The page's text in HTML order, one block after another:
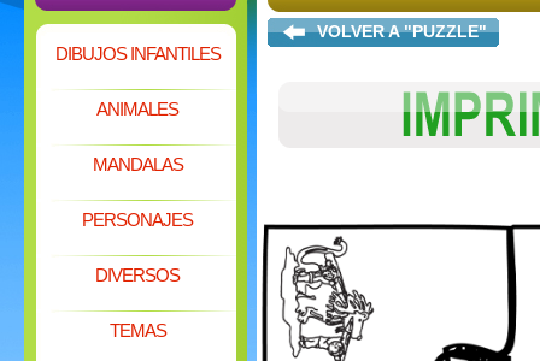
DIBUJOS INFANTILES
ANIMALES
MANDALAS
PERSONAJES
DIVERSOS
TEMAS
VOLVER A "PUZZLE"